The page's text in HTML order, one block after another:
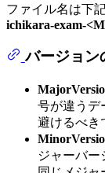
ファイル名は下
ichikara-exam-
バージョン
号が違うデ
避けるべき
ジャーバー